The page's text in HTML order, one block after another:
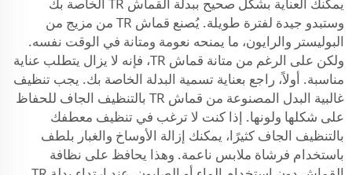
وستبدو جيدة لفترة طويلة. يُصنع قماش TR من مزيج من
البوليستر والرايون، ما يمنحه نعومة ومتانة في الوقت نفسه.
ولكن على الرغم من متانة قماش TR، فإنه لا يزال يتطلب عناية
مناسبة. أولاً، راجع بعناية تسمية البدلة الخاصة بك. يجب تنظيف
غالبية البدل المصنوعة من قماش TR بالتنظيف الجاف للحفاظ
على شكلها ولونها. إذا كنت لا ترغب في تنظيف معطفك
بالتنظيف الجاف كثيرًا، يمكنك إزالة الأوساخ والغبار بلطف
باستخدام فرشاة ملابس ناعمة. وهذا يحافظ على نظافة